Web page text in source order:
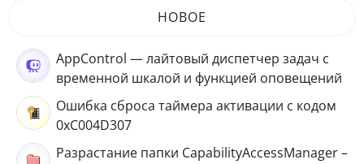
НОВОЕ
AppControl — лайтовый диспетчер задач с
временной шкалой и функцией оповещений
Ошибка сброса таймера активации с кодом
0xC004D307
Разрастание папки CapabilityAccessManager –